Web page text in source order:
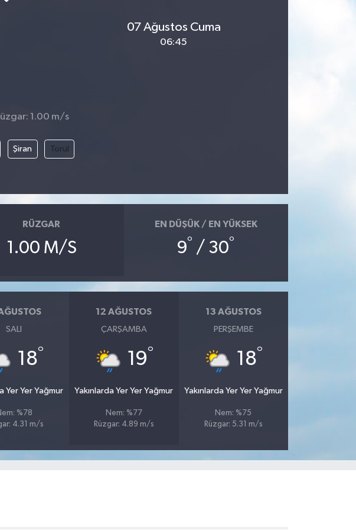
07 Ağustos Cuma
06:45
1.00 m/s
Şiran Torul
RÜZGAR
1.00 M/S
EN DÜŞÜK / EN YÜKSEK
9° / 30°
SALI
18°
Yer Yer Yağmur
%78
4.31 m/s
12 AĞUSTOS
ÇARŞAMBA
19°
Yakınlarda Yer Yer Yağmur
Nem: %77
Rüzgar: 4.89 m/s
13 AĞUSTOS
PERŞEMBE
18°
Yakınlarda Yer Yer Yağmur
Nem: %75
Rüzgar: 5.31 m/s